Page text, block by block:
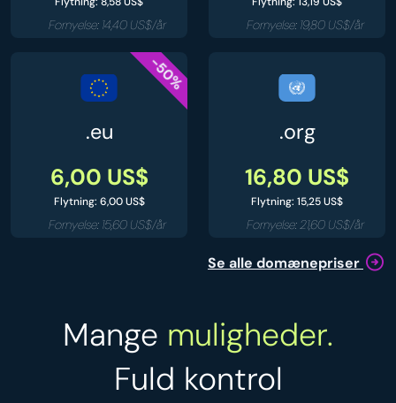
Fornyelse: 14,40 US$/år Fornyelse: 19,80 US$/år
-50%
.eu
6,00 US$
Flytning: 6,00 US$
Fornyelse: 15,60 US$/år
.org
16,80 US$
Flytning: 15,25 US$
Fornyelse: 21,60 US$/år
Se alle domænepriser
Mange muligheder.
Fuld kontrol